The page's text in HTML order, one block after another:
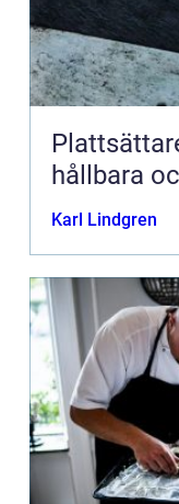
Plattsättare
hållbara
Karl Lindgren